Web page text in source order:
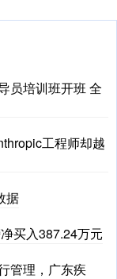
员培训班开班 全
工程师却越
据
买入387.24万元
管理，广东疾